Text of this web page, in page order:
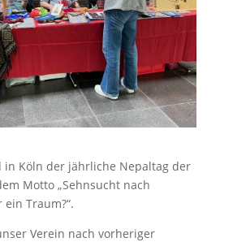
in Köln der jährliche Nepaltag der
Motto „Sehnsucht nach
Traum?“.
Verein nach vorheriger